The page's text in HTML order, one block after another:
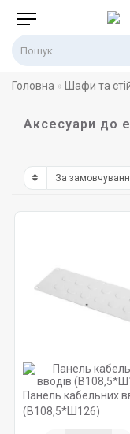
Головна Шафи та
Аксесуари до
Панель кабельних
(В108,5*Ш126)